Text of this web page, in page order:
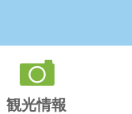
観光情報